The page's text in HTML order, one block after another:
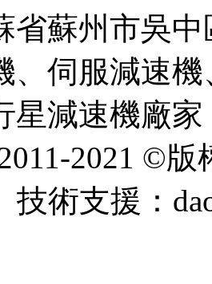
省蘇州市吳
、伺服減速
星減速機廠家
2021 ©
術支援：